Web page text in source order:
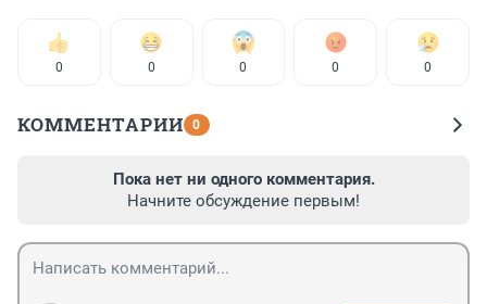
0 0 0 0 0
КОММЕНТАРИИ 0
Пока нет ни одного комментария.
Начните обсуждение первым!